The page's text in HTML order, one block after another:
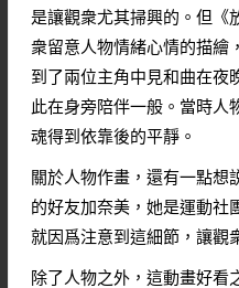
是讓觀衆尤其掃興的。但《
衆留意人物情緒心情的描繪
到了兩位主角中見和曲在夜
此在身旁陪伴一般。當時人
魂得到依靠後的平靜。
關於人物作畫，還有一點想
的好友加奈美，她是運動社
就因爲注意到這細節，讓觀
除了人物之外，這動畫好看